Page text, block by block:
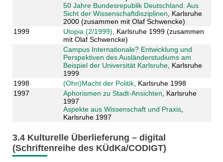
50 Jahre Bundesrepublik Deutschland. Aus
Sicht der Wissenschaftdisziplinen , Karlsruhe
2000 (zusammen mit Olaf Schwencke)
1999
Utopia (2/1999) , Karlsruhe 1999 (zusammen
mit Olaf Schwencke)
Campus Internationale? Entwicklung und
Perspektiven des Ausländerstudiums am
Beispiel der Universität Karlsruhe, Karlsruhe
1999
1998
(Ohn)Macht der Politik, Karlsruhe 1998
1997
Aphorismen zu Stadt-Ansichten , Karlsruhe
1997
Aspekte aus Wissenschaft und Praxis,
Karlsruhe 1997
3.4 Kulturelle Überlieferung – digital
(Schriftenreihe des KÜdKa/CODIGT)